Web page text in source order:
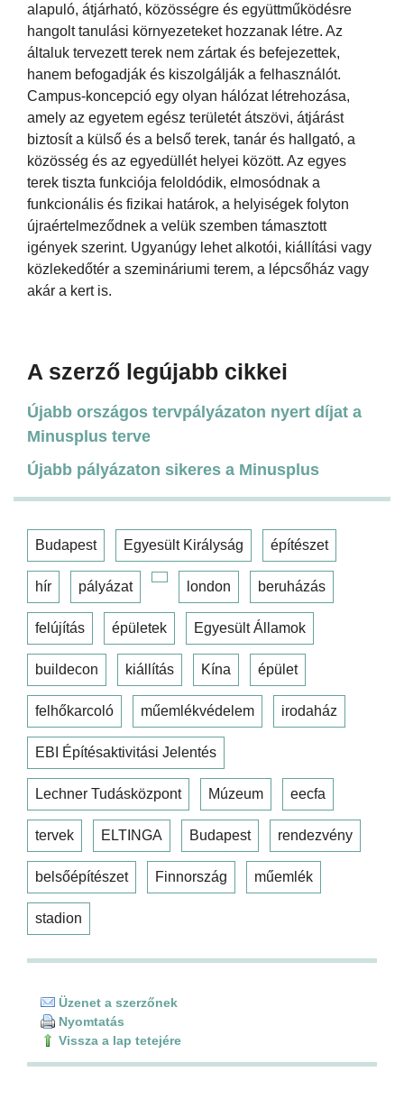
alapuló, átjárható, közösségre és együttműködésre
hangolt tanulási környezeteket hozzanak létre. Az
általuk tervezett terek nem zártak és befejezettek,
hanem befogadják és kiszolgálják a felhasználót.
Campus-koncepció egy olyan hálózat létrehozása,
amely az egyetem egész területét átszövi, átjárást
biztosít a külső és a belső terek, tanár és hallgató, a
közösség és az egyedüllét helyei között. Az egyes
terek tiszta funkciója feloldódik, elmosódnak a
funkcionális és fizikai határok, a helyiségek folyton
újraértelmeződnek a velük szemben támasztott
igények szerint. Ugyanúgy lehet alkotói, kiállítási vagy
közlekedőtér a szemináriumi terem, a lépcsőház vagy
akár a kert is.
A szerző legújabb cikkei
Újabb országos tervpályázaton nyert díjat a
Minusplus terve
Újabb pályázaton sikeres a Minusplus
Budapest Egyesült Királyság építészet
hír pályázat london beruházás
felújítás épületek Egyesült Államok
buildecon kiállítás Kína épület
felhőkarcoló műemlékvédelem irodaház
EBI Építésaktivitási Jelentés
Lechner Tudásközpont Múzeum eecfa
tervek ELTINGA Budapest rendezvény
belsőépítészet Finnország műemlék
stadion
Üzenet a szerzőnek
Nyomtatás
Vissza a lap tetejére